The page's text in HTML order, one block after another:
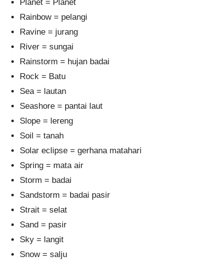
Planet = Planet
Rainbow = pelangi
Ravine = jurang
River = sungai
Rainstorm = hujan badai
Rock = Batu
Sea = lautan
Seashore = pantai laut
Slope = lereng
Soil = tanah
Solar eclipse = gerhana matahari
Spring = mata air
Storm = badai
Sandstorm = badai pasir
Strait = selat
Sand = pasir
Sky = langit
Snow = salju